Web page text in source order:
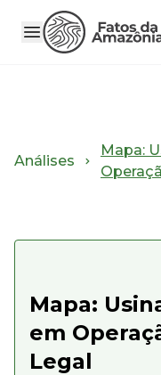
Análises
Mapa:
Mapa:
em
Legal